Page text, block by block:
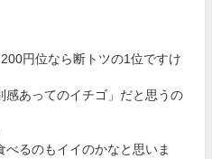
円位なら断トツの1位ですけ
あってのイチゴ」だと思うの
るのもイイのかなと思いま